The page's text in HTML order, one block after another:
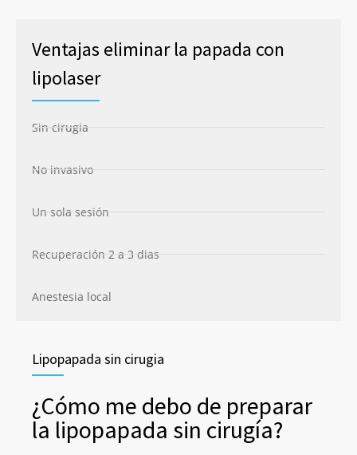
Ventajas eliminar la papada con
lipolaser
Sin cirugia
No invasivo
Un sola sesión
Recuperación 2 a 3 dias
Anestesia local
Lipopapada sin cirugia
¿Cómo me debo de preparar
la lipopapada sin cirugía?